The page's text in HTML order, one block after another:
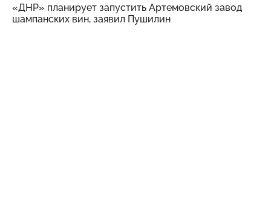
«ДНР» планирует запустить Артемовский завод
шампанских вин, заявил Пушилин